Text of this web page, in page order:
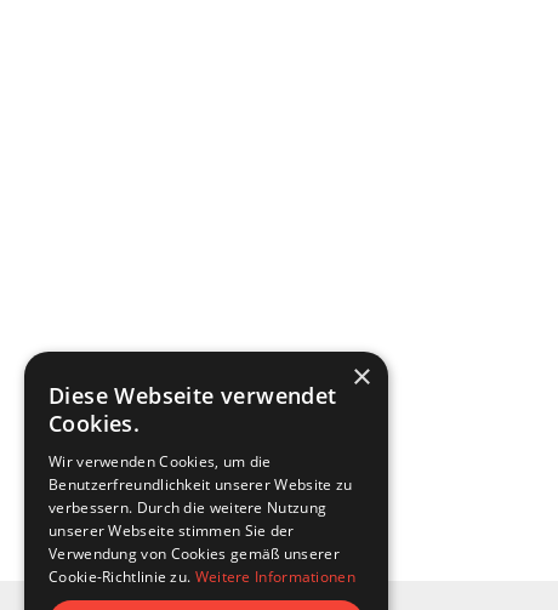
×
Diese Webseite verwendet
Cookies.
Wir verwenden Cookies, um die
Benutzerfreundlichkeit unserer Website zu
verbessern. Durch die weitere Nutzung
unserer Webseite stimmen Sie der
Verwendung von Cookies gemäß unserer
Cookie-Richtlinie zu. Weitere Informationen